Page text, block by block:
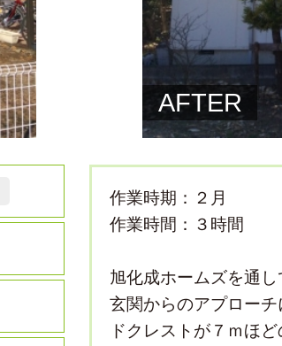
AFTER
作業時期：２月
作業時間：３時間
旭化成ホームズを通し
玄関からのアプロー
ドクレストが７ｍほ